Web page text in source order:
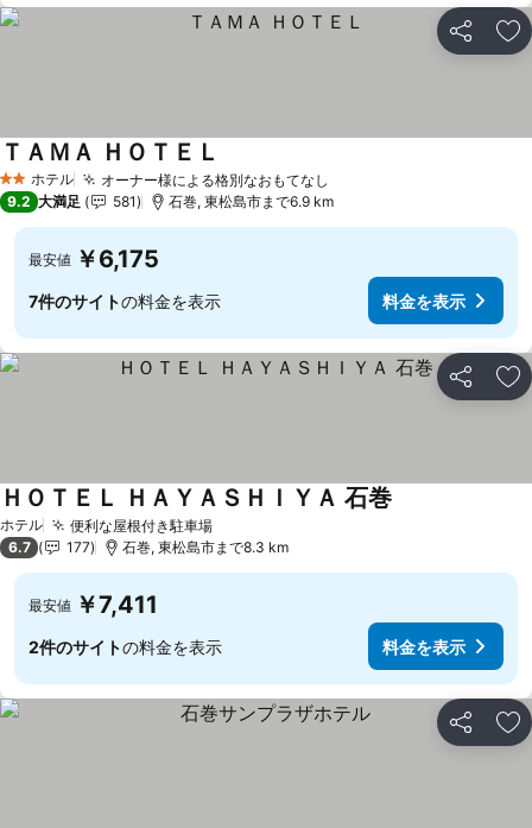
シェア お
2 ホテルのランク
ホテル オーナー様による格別なおもてなし
ＴＡＭＡ ＨＯＴＥＬ
9.2 大満足 581 石巻, 東松島市まで6.9 km
最安値 ￥6,175
7件のサイトの料金を表示 料金を表示
シェア お
ホテル 便利な屋根付き駐車場
ＨＯＴＥＬ ＨＡＹＡＳＨＩＹＡ 石巻
6.7 177 石巻, 東松島市まで8.3 km
最安値 ￥7,411
2件のサイトの料金を表示 料金を表示
シェア お